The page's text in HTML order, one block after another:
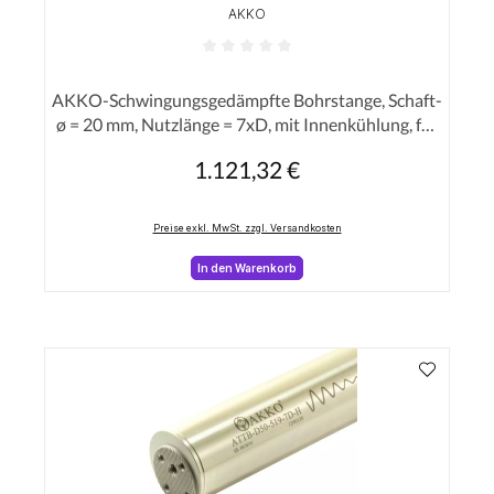
AKKO
AKKO-Schwingungsgedämpfte Bohrstange, Schaft-
ø = 20 mm, Nutzlänge = 7xD, mit Innenkühlung, für
Auskraglänge
Regulärer Preis:
1.121,32 €
Preise exkl. MwSt. zzgl. Versandkosten
In den Warenkorb